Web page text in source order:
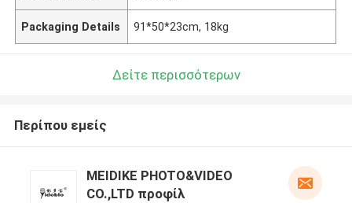
Packaging Details 91*50*23cm, 18kg
Δείτε περισσότερων
Περίπου εμείς
MEIDIKE PHOTO&VIDEO
CO.,LTD προφίλ